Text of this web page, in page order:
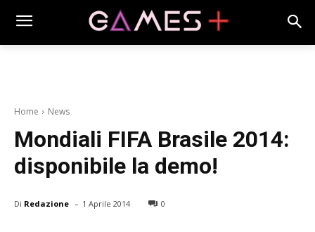
Home News
Mondiali FIFA Brasile 2014:
disponibile la demo!
Di Redazione - 1 Aprile 2014 0